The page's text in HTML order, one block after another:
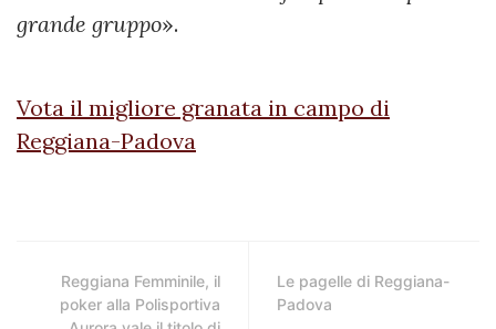
grande gruppo».
Vota il migliore granata in campo di
Reggiana-Padova
Reggiana Femminile, il
poker alla Polisportiva
Le pagelle di Reggiana-
Padova